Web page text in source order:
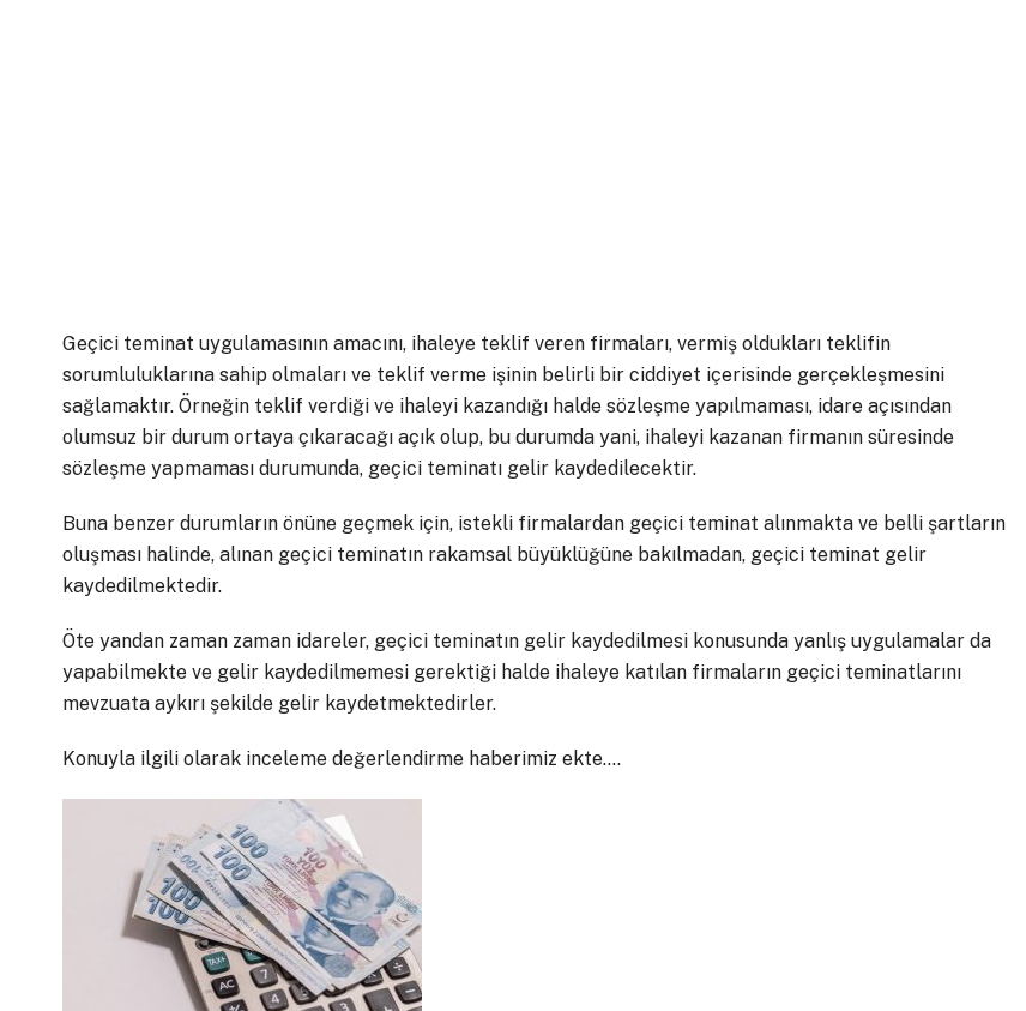
Geçici teminat uygulamasının amacını, ihaleye teklif veren firmaları, vermiş oldukları teklifin
sorumluluklarına sahip olmaları ve teklif verme işinin belirli bir ciddiyet içerisinde gerçekleşmesini
sağlamaktır. Örneğin teklif verdiği ve ihaleyi kazandığı halde sözleşme yapılmaması, idare açısından
olumsuz bir durum ortaya çıkaracağı açık olup, bu durumda yani, ihaleyi kazanan firmanın süresinde
sözleşme yapmaması durumunda, geçici teminatı gelir kaydedilecektir.
Buna benzer durumların önüne geçmek için, istekli firmalardan geçici teminat alınmakta ve belli şartların
oluşması halinde, alınan geçici teminatın rakamsal büyüklüğüne bakılmadan, geçici teminat gelir
kaydedilmektedir.
Öte yandan zaman zaman idareler, geçici teminatın gelir kaydedilmesi konusunda yanlış uygulamalar da
yapabilmekte ve gelir kaydedilmemesi gerektiği halde ihaleye katılan firmaların geçici teminatlarını
mevzuata aykırı şekilde gelir kaydetmektedirler.
Konuyla ilgili olarak inceleme değerlendirme haberimiz ekte….